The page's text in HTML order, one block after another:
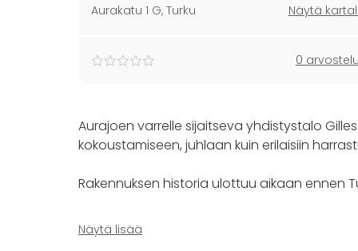
Aurakatu 1 G, Turku Näytä
0
Aurajoen varrelle sijaitseva yhdistystalo
kokoustamiseen, juhlaan kuin erilaisiin
Rakennuksen historia ulottuu aikaan ennen
LillaLuckan
kellarikerroksessa.
Näytä lisää